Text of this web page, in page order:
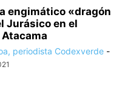
engimático «dragón
Jurásico en el
periodista Codexverde -